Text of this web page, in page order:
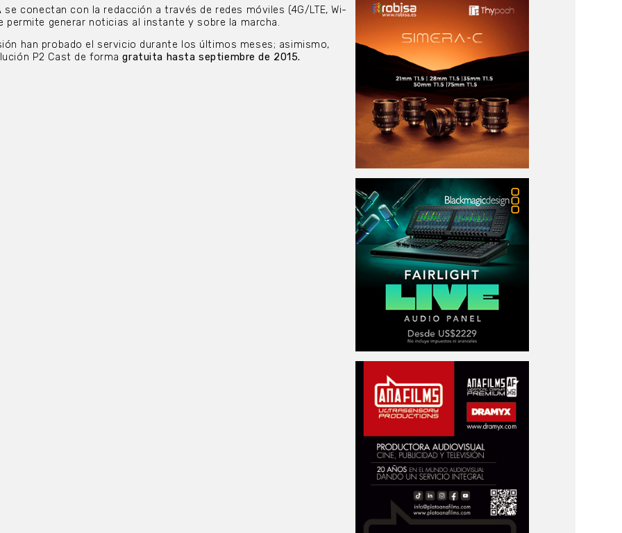
se conectan con la redacción a través de redes móviles (4G/LTE, Wi-
permite generar noticias al instante y sobre la marcha.
han probado el servicio durante los últimos meses; asimismo,
P2 Cast de formagratuita hasta septiembre de 2015.